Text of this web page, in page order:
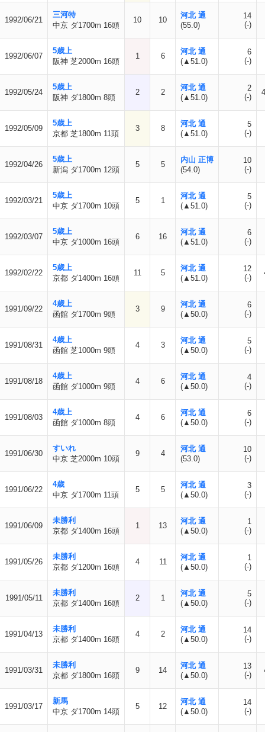
1992/06/21
三河特
中京 ダ1700m 16頭
10 10
河北 通
(55.0)
14
(-)
1992/06/07
5歳上
阪神 芝2000m 16頭
1 6
河北 通
(▲51.0)
6
(-)
1992/05/24
5歳上
阪神 ダ1800m 8頭
2 2
河北 通
(▲51.0)
2
(-)
1992/05/09
5歳上
京都 芝1800m 11頭
3 8
河北 通
(▲51.0)
5
(-)
1992/04/26
5歳上
新潟 ダ1700m 12頭
5 5
内山 正博
(54.0)
10
(-)
1992/03/21
5歳上
中京 ダ1700m 10頭
5 1
河北 通
(▲51.0)
5
(-)
1992/03/07
5歳上
中京 ダ1000m 16頭
6 16
河北 通
(▲51.0)
6
(-)
1992/02/22
5歳上
京都 ダ1400m 16頭
11 5
河北 通
(▲51.0)
12
(-)
1991/09/22
4歳上
函館 ダ1700m 9頭
3 9
河北 通
(▲50.0)
6
(-)
1991/08/31
4歳上
函館 芝1000m 9頭
4 3
河北 通
(▲50.0)
5
(-)
1991/08/18
4歳上
函館 ダ1000m 9頭
4 6
河北 通
(▲50.0)
4
(-)
1991/08/03
4歳上
函館 ダ1000m 8頭
4 6
河北 通
(▲50.0)
6
(-)
1991/06/30
すいれ
中京 芝2000m 10頭
9 4
河北 通
(53.0)
10
(-)
1991/06/22
4歳
中京 ダ1700m 11頭
5 5
河北 通
(▲50.0)
3
(-)
1991/06/09
未勝利
京都 ダ1400m 16頭
1 13
河北 通
(▲50.0)
1
(-)
1991/05/26
未勝利
京都 ダ1200m 16頭
4 11
河北 通
(▲50.0)
1
(-)
1991/05/11
未勝利
京都 ダ1400m 16頭
2 1
河北 通
(▲50.0)
5
(-)
1991/04/13
未勝利
京都 ダ1400m 16頭
4 2
河北 通
(▲50.0)
14
(-)
1991/03/31
未勝利
京都 ダ1800m 16頭
9 14
河北 通
(▲50.0)
13
(-)
1991/03/17
新馬
中京 ダ1700m 14頭
5 12
河北 通
(▲50.0)
14
(-)